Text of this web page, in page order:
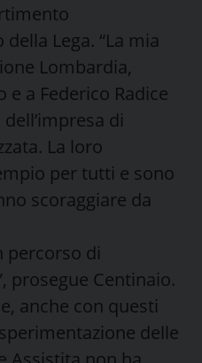
Lega. “La mia
Lombardia,
e a Federico Radice
di
La loro
per tutti e sono
scoraggiare da
percorso di
prosegue Centinaio.
anche con questi
delle